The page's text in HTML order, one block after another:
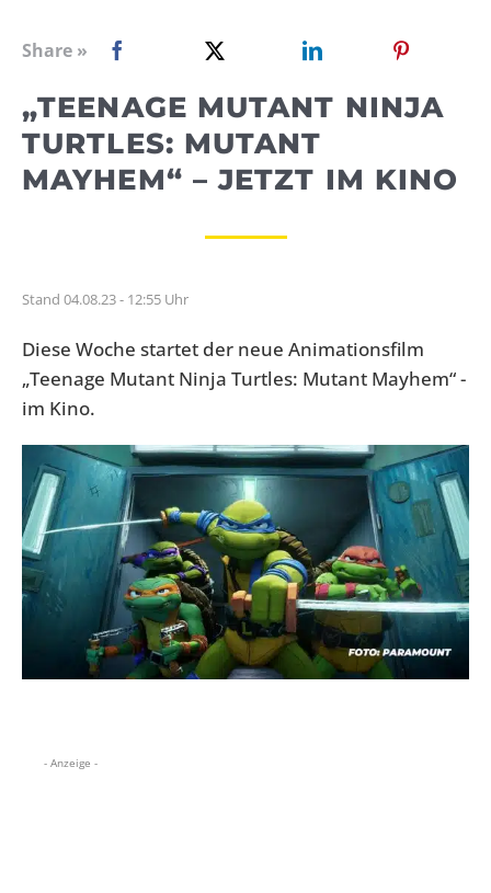
Share »
„TEENAGE MUTANT NINJA
TURTLES: MUTANT
MAYHEM“ – JETZT IM KINO
Stand 04.08.23 - 12:55 Uhr
Diese Woche startet der neue Animationsfilm
„Teenage Mutant Ninja Turtles: Mutant Mayhem“ -
im Kino.
- Anzeige -